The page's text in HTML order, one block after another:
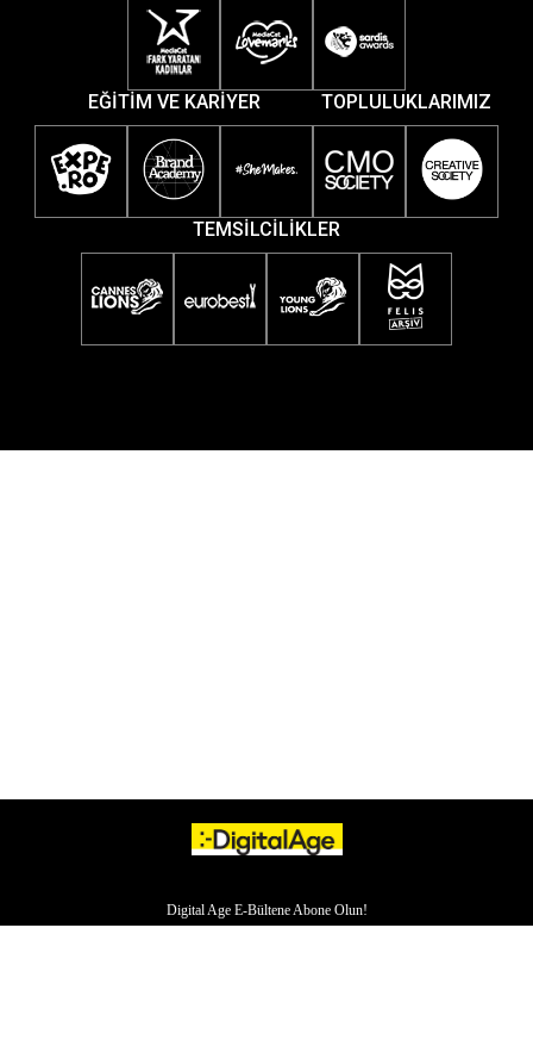
EĞİTİM VE KARİYER TOPLULUKLARIMIZ
TEMSİLCİLİKLER
Digital Age E-Bültene Abone Olun!